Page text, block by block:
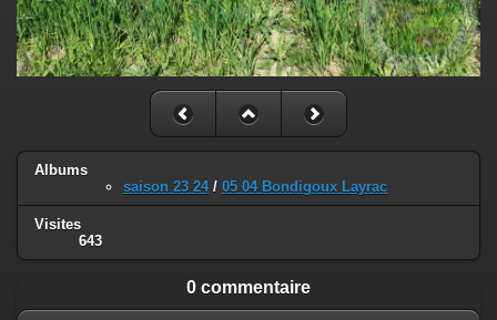
Albums
saison 23 24/ 05 04 Bondigoux Layrac
Visites
643
0 commentaire